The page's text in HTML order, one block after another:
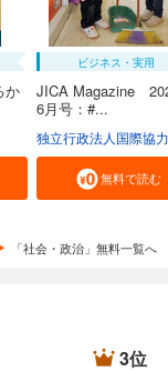
か
ビジネス・実用
JICA Magazine
6月号：#...
独立行政法人国際協
無料で読む
「社会・政治」無料一覧へ
3位